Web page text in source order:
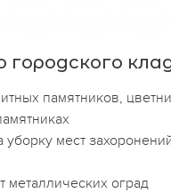
городского
памятников,
мест
металлических оград